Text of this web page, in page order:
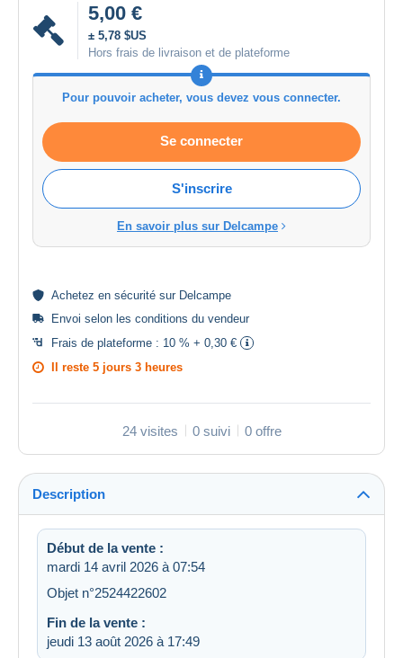
5,00 €
± 5,78 $US
Hors frais de livraison et de plateforme
Pour pouvoir acheter, vous devez vous connecter.
Se connecter
S'inscrire
En savoir plus sur Delcampe
Achetez en sécurité sur Delcampe
Envoi selon les conditions du vendeur
Frais de plateforme : 10 % + 0,30 €
Il reste 5 jours 3 heures
24 visites 0 suivi 0 offre
Description
Début de la vente :
mardi 14 avril 2026 à 07:54
Objet n°2524422602
Fin de la vente :
jeudi 13 août 2026 à 17:49